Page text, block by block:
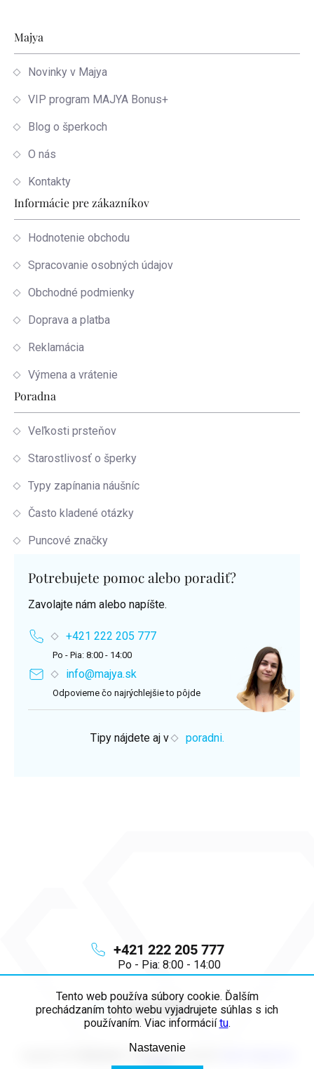
Tento web používa súbory cookie. Ďalším
prechádzaním tohto webu vyjadrujete súhlas s ich
používaním. Viac informáciítu.
Nastavenie
Zápätie
info@majya.sk
+421 222 205 777
Po - Pia: 8:00 - 14:00
Majya
Novinky v Majya
VIP program MAJYA Bonus+
Blog o šperkoch
O nás
Kontakty
Informácie pre zákazníkov
Hodnotenie obchodu
Spracovanie osobných údajov
Obchodné podmienky
Doprava a platba
Reklamácia
Výmena a vrátenie
Poradna
Veľkosti prsteňov
Starostlivosť o šperky
Typy zapínania náušníc
Často kladené otázky
Puncové značky
Potrebujete pomoc alebo poradiť?
Zavolajte nám alebo napíšte.
+421 222 205 777
Po - Pia: 8:00 - 14:00
info@majya.sk
Odpovieme čo najrýchlejšie to pôjde
Tipy nájdete aj v poradni.
cookies